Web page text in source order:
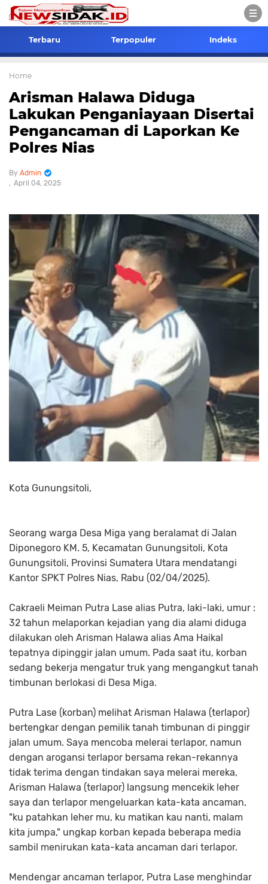
Terbaru Terpopuler Indeks
Home
Arisman Halawa Diduga
Lakukan Penganiayaan Disertai
Pengancaman di Laporkan Ke
Polres Nias
Admin
April 04, 2025
Kota Gunungsitoli,
Seorang warga Desa Miga yang beralamat di Jalan
Diponegoro KM. 5, Kecamatan Gunungsitoli, Kota
Gunungsitoli, Provinsi Sumatera Utara mendatangi
Kantor SPKT Polres Nias, Rabu (02/04/2025).
Cakraeli Meiman Putra Lase alias Putra, laki-laki, umur :
32 tahun melaporkan kejadian yang dia alami diduga
dilakukan oleh Arisman Halawa alias Ama Haikal
tepatnya dipinggir jalan umum. Pada saat itu, korban
sedang bekerja mengatur truk yang mengangkut tanah
timbunan berlokasi di Desa Miga.
Putra Lase (korban) melihat Arisman Halawa (terlapor)
bertengkar dengan pemilik tanah timbunan di pinggir
jalan umum. Saya mencoba melerai terlapor, namun
dengan arogansi terlapor bersama rekan-rekannya
tidak terima dengan tindakan saya melerai mereka,
Arisman Halawa (terlapor) langsung mencekik leher
saya dan terlapor mengeluarkan kata-kata ancaman,
"ku patahkan leher mu, ku matikan kau nanti, malam
kita jumpa," ungkap korban kepada beberapa media
sambil menirukan kata-kata ancaman dari terlapor.
Mendengar ancaman terlapor, Putra Lase menghindar